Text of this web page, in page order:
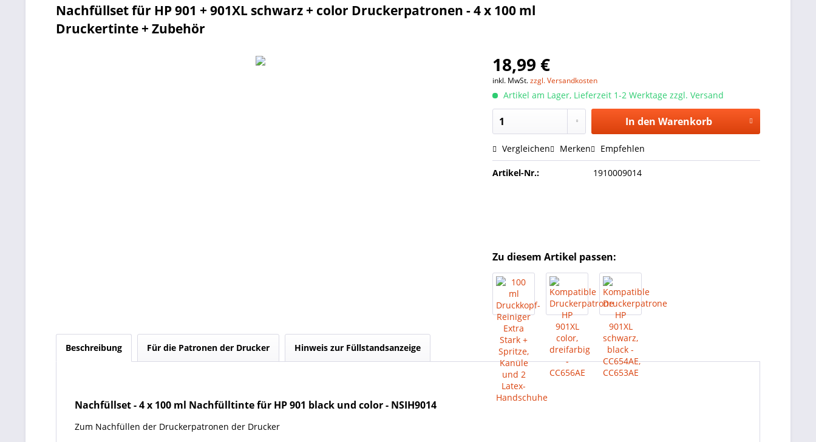
Nachfüllset für HP 901 + 901XL schwarz + color Druckerpatronen - 4 x 100 ml
Druckertinte + Zubehör
18,99 €
inkl. MwSt.zzgl. Versandkosten
Artikel am Lager, Lieferzeit 1-2 Werktage zzgl. Versand
In den Warenkorb
Vergleichen Merken Empfehlen
Artikel-Nr.: 1910009014
Zu diesem Artikel passen:
Beschreibung Für die Patronen der Drucker Hinweis zur Füllstandsanzeige
Nachfüllset-4 x 100 ml Nachfülltinte für HP901 black und color - NSIH9014
Zum Nachfüllen der Druckerpatronen der Drucker